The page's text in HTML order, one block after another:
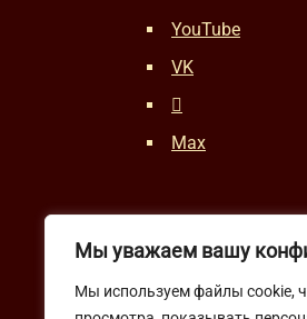
Мы уважаем вашу
Мы используем файлы cookie,
YouTube
VK
Max